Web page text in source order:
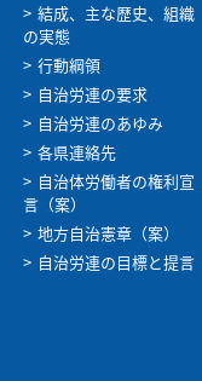
結成、主な歴史、組織
の実態
行動綱領
自治労連の要求
自治労連のあゆみ
各県連絡先
自治体労働者の権利宣
言（案）
地方自治憲章（案）
自治労連の目標と提言